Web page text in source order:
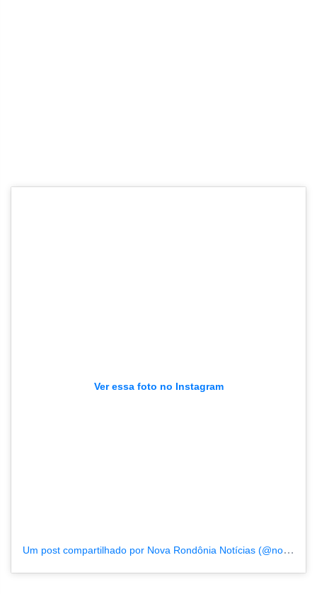
Ver essa foto no Instagram
Um post compartilhado por Nova Rondônia Notícias (@novarondonia)